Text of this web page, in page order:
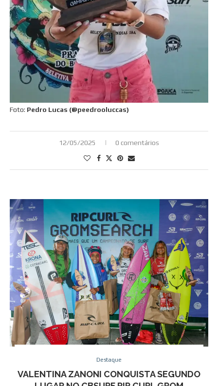
Foto: Pedro Lucas (@peedrooluccas)
12/05/2025 0 comentários
Destaque
VALENTINA ZANONI CONQUISTA SEGUNDO